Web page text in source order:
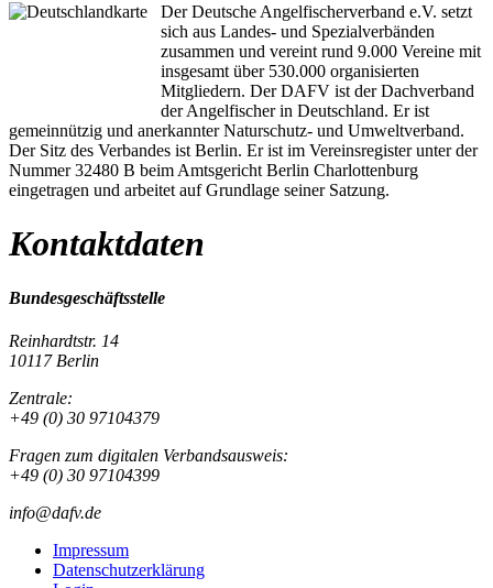
Der Deutsche Angelfischerverband e.V. setzt
sich aus Landes- und Spezialverbänden
zusammen und vereint rund 9.000 Vereine mit
insgesamt über 530.000 organisierten
Mitgliedern. Der DAFV ist der Dachverband
der Angelfischer in Deutschland. Er ist
gemeinnützig und anerkannter Naturschutz- und Umweltverband.
Der Sitz des Verbandes ist Berlin. Er ist im Vereinsregister unter der
Nummer 32480 B beim Amtsgericht Berlin Charlottenburg
eingetragen und arbeitet auf Grundlage seiner Satzung.
Kontaktdaten
Bundesgeschäftsstelle
Reinhardtstr. 14
10117 Berlin
Zentrale:
+49 (0) 30 97104379
Fragen zum digitalen Verbandsausweis:
+49 (0) 30 97104399
info@dafv.de
Impressum
Datenschutzerklärung